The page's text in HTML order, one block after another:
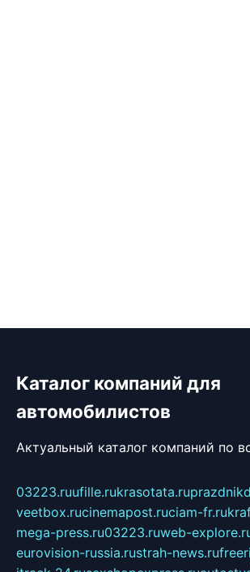
Каталог компаний для
автомобилистов
Актуальный каталог компаний по
03223.ruufille.rukrasotata.ru
veetbox.rucinemapost.ruciam-fr.ru
mega-press.ru03223.ruweb-
eurovision-russia.rustrah-news.ru